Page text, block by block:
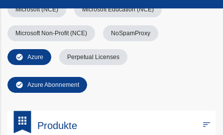
Microsoft (NCE) Microsoft Education (NCE)
Microsoft Non-Profit (NCE) NoSpamProxy
check_circle Azure
check_circle Azure Abonnement
Perpetual Licenses
bookmark
apps Produkte sort